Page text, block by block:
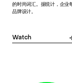
的时尚词汇。据统计，企业
品牌设计。
Watch